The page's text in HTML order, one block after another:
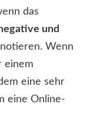
das
und
Wenn
einem
eine sehr
eine Online-